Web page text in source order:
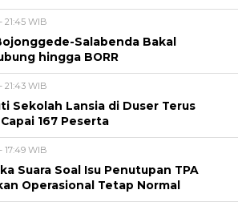
21:45 WIB
Salabenda Bakal
hingga BORR
21:43 WIB
Sekolah Lansia di Duser Terus
167 Peserta
17:49 WIB
Suara Soal Isu Penutupan TPA
Operasional Tetap Normal